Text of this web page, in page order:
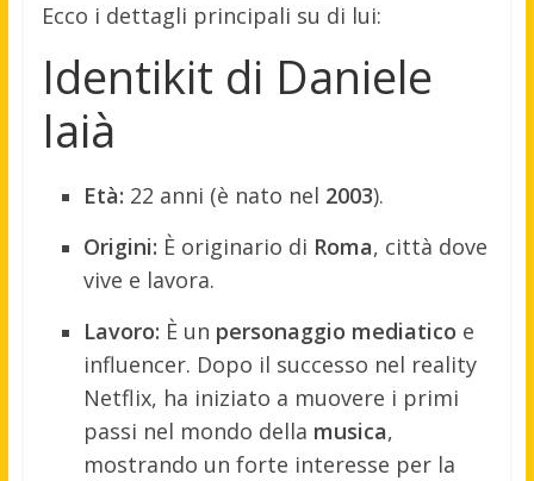
Ecco i dettagli principali su di lui:
Identikit di Daniele
Iaià
Età: 22 anni (è nato nel 2003).
Origini: È originario di Roma, città dove
vive e lavora.
Lavoro: È un personaggio mediatico e
influencer. Dopo il successo nel reality
Netflix, ha iniziato a muovere i primi
passi nel mondo della musica,
mostrando un forte interesse per la